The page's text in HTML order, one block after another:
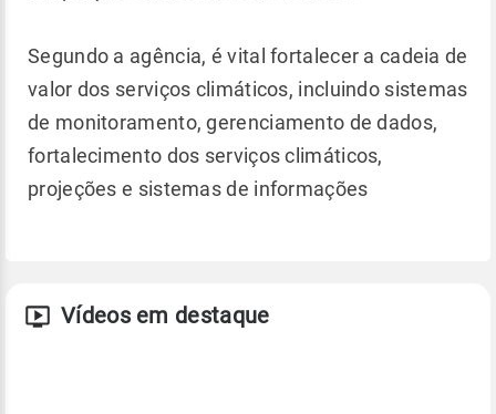
Segundo a agência, é vital fortalecer a cadeia de
valor dos serviços climáticos, incluindo sistemas
de monitoramento, gerenciamento de dados,
fortalecimento dos serviços climáticos,
projeções e sistemas de informações
Vídeos em destaque